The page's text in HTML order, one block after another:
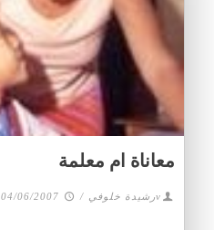
معاناة ام معلمة
vرشيدة خلوفي /
04/06/2007